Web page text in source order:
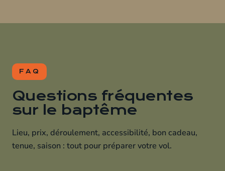
FAQ
Questions fréquentes
sur le baptême
Lieu, prix, déroulement, accessibilité, bon cadeau,
tenue, saison : tout pour préparer votre vol.